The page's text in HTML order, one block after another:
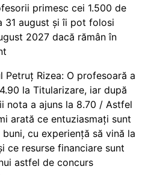
primesc cei 1.500 de
31 august și îi pot folosi
2027 dacă rămân în
Petruț Rizea: O profesoară a
la Titularizare, iar după
nota a ajuns la 8.70 / Astfel
arată ce entuziasmați sunt
cu experiență să vină la
ce resurse financiare sunt
astfel de concurs